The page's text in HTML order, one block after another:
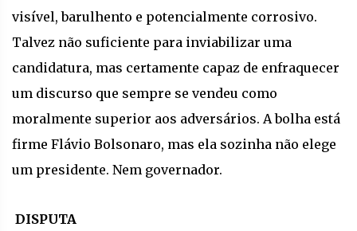
visível, barulhento e potencialmente corrosivo.
Talvez não suficiente para inviabilizar uma
candidatura, mas certamente capaz de enfraquecer
um discurso que sempre se vendeu como
moralmente superior aos adversários. A bolha está
firme Flávio Bolsonaro, mas ela sozinha não elege
um presidente. Nem governador.
DISPUTA